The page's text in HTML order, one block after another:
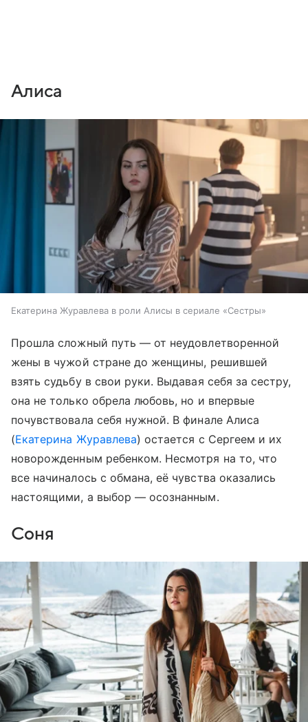
Алиса
Екатерина Журавлева в роли Алисы в сериале «Сестры»
Прошла сложный путь — от неудовлетворенной
жены в чужой стране до женщины, решившей
взять судьбу в свои руки. Выдавая себя за сестру,
она не только обрела любовь, но и впервые
почувствовала себя нужной. В финале Алиса
(Екатерина Журавлева) остается с Сергеем и их
новорожденным ребенком. Несмотря на то, что
все начиналось с обмана, её чувства оказались
настоящими, а выбор — осознанным.
Соня